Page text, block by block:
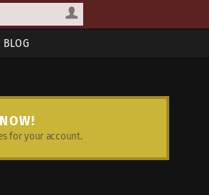
BLOG
for your account.